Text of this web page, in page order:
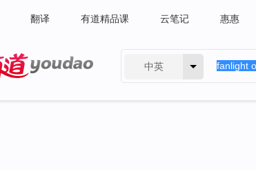
翻译 有道精品课 云笔记 惠惠
中英